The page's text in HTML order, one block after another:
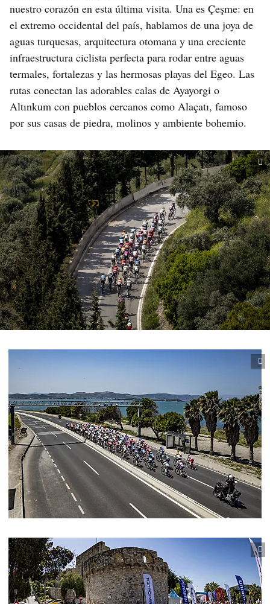
nuestro corazón en esta última visita. Una es Çeşme: en
el extremo occidental del país, hablamos de una joya de
aguas turquesas, arquitectura otomana y una creciente
infraestructura ciclista perfecta para rodar entre aguas
termales, fortalezas y las hermosas playas del Egeo. Las
rutas conectan las adorables calas de Ayayorgi o
Altınkum con pueblos cercanos como Alaçatı, famoso
por sus casas de piedra, molinos y ambiente bohemio.